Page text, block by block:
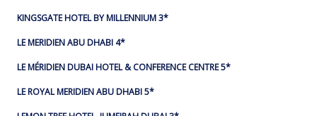
KINGSGATE HOTEL BY MILLENNIUM 3*
LE MERIDIEN ABU DHABI 4*
LE MÉRIDIEN DUBAI HOTEL & CONFERENCE CENTRE 5*
LE ROYAL MERIDIEN ABU DHABI 5*